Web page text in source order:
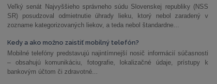
Veľký senát Najvyššieho správneho súdu Slovenskej republiky (NSS
SR) posudzoval odmietnutie úhrady lieku, ktorý nebol zaradený v
zozname kategorizovaných liekov, a teda nebol štandardne...
Kedy a ako možno zaistiť mobilný telefón?
Mobilné telefóny predstavujú najintímnejší nosič informácií súčasnosti
– obsahujú komunikáciu, fotografie, lokalizačné údaje, prístupy k
bankovým účtom či zdravotné...